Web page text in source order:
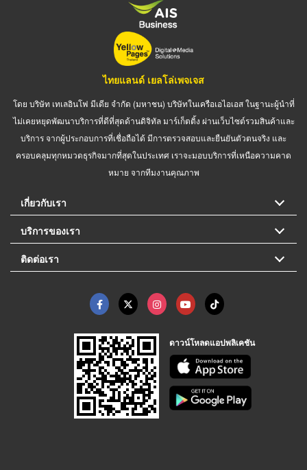
ไทยแลนด์ เยลโล่เพจเจส
โดย บริษัท เทเลอินโฟ มีเดีย จำกัด (มหาชน) บริษัทในเครือเอไอเอส ในฐานะผู้นำที่
ไม่เคยหยุดพัฒนาบริการที่ดีที่สุดด้านดิจิทัล มาร์เก็ตติ้ง ผ่านเว็บไซต์รวมสินค้าและ
บริการ จากผู้ประกอบการที่เชื่อถือได้ มีการตรวจสอบและยืนยันตัวตนจริง และ
ครอบคลุมทุกหมวดธุรกิจมากที่สุดในประเทศ เราจะมอบบริการที่เหนือความคาด
หมาย จากทีมงานคุณภาพ
เกี่ยวกับเรา
บริการของเรา
ติดต่อเรา
ดาวน์โหลดแอปพลิเคชัน